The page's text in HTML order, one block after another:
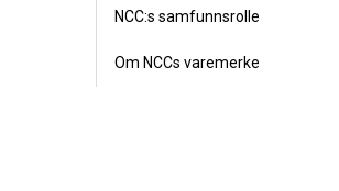
NCC:s samfunnsrolle
Om NCCs varemerke